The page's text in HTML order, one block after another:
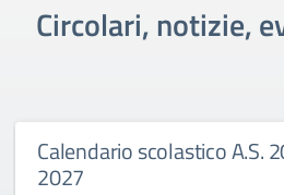
Circolari, notizie,
Calendario scolastico A.S.
2027